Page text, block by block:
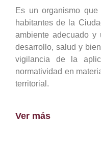
Es un organismo
habitantes de la
ambiente adecuado y
desarrollo, salud y
vigilancia de la
normatividad en
territorial.
Ver más